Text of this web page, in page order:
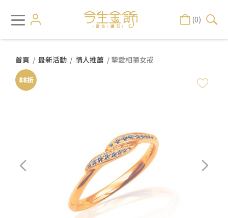
(0)
首頁 / 最新活動 / 情人推薦 / 摯愛相隨女戒
88折